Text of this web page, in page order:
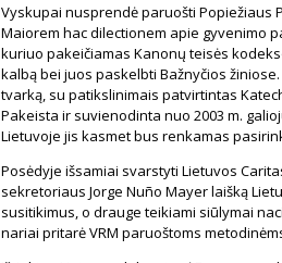
Vyskupai nusprendė paruošti Popiežiaus
Maiorem hac dilectionem apie gyvenimo
kuriuo pakeičiamas Kanonų teisės
kalbą bei juos paskelbti Bažnyčios
tvarką, su patikslinimais patvirtintas
Pakeista ir suvienodinta nuo 2003 m.
Lietuvoje jis kasmet bus renkamas
Posėdyje išsamiai svarstyti Lietuvos
sekretoriaus Jorge Nuño Mayer laišką
susitikimus, o drauge teikiami siūlymai
nariai pritarė VRM paruoštoms